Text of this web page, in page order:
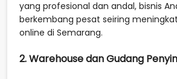
yang profesional dan andal, bisnis
berkembang pesat seiring
online di Semarang.
2. Warehouse dan Gudang